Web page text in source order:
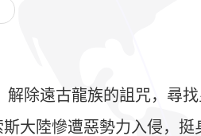
解除遠古龍族的詛咒，尋
大陸慘遭惡勢力入侵，挺